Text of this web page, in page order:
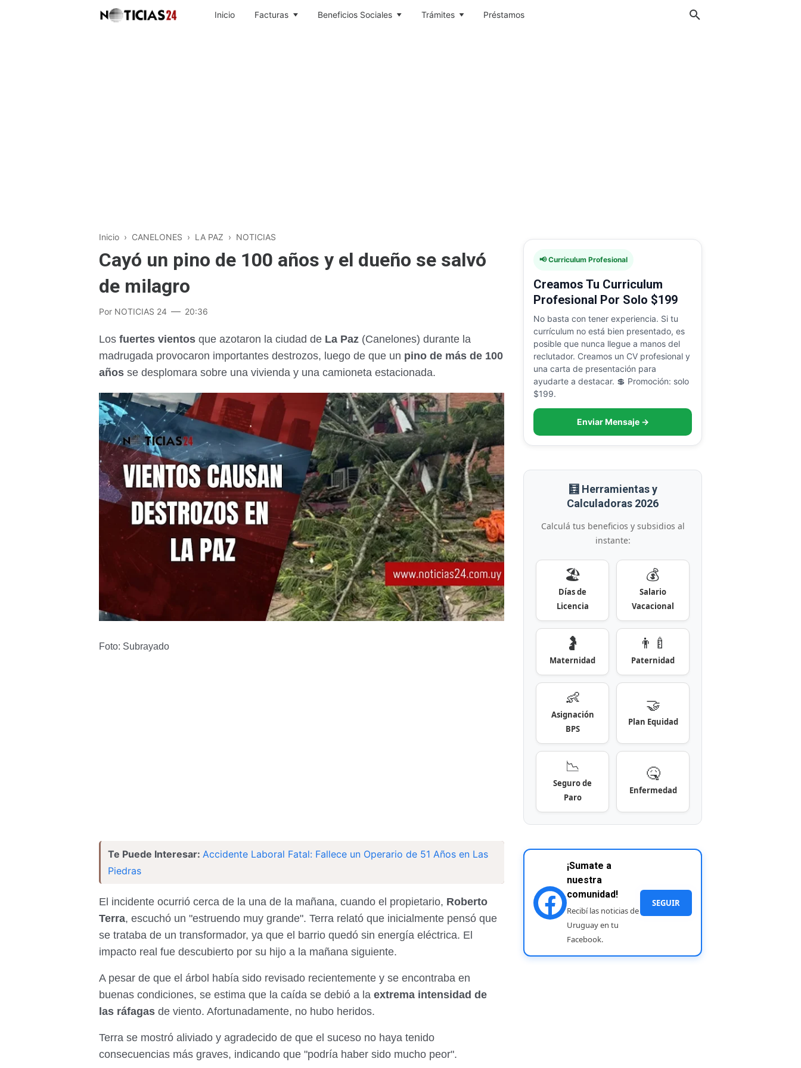
Inicio Facturas Beneficios Sociales Trámites Préstamos
Inicio › CANELONES › LA PAZ › NOTICIAS
Cayó un pino de 100 años y el dueño se salvó
de milagro
Por NOTICIAS 24 20:36
Los fuertes vientos que azotaron la ciudad de La Paz (Canelones) durante la
madrugada provocaron importantes destrozos, luego de que un pino de más de 100
años se desplomara sobre una vivienda y una camioneta estacionada.
Foto: Subrayado
Te Puede Interesar: Accidente Laboral Fatal: Fallece un Operario de 51 Años en Las
Piedras
El incidente ocurrió cerca de la una de la mañana, cuando el propietario, Roberto
Terra, escuchó un "estruendo muy grande". Terra relató que inicialmente pensó que
se trataba de un transformador, ya que el barrio quedó sin energía eléctrica. El
impacto real fue descubierto por su hijo a la mañana siguiente.
A pesar de que el árbol había sido revisado recientemente y se encontraba en
buenas condiciones, se estima que la caída se debió a la extrema intensidad de
las ráfagas de viento. Afortunadamente, no hubo heridos.
Terra se mostró aliviado y agradecido de que el suceso no haya tenido
consecuencias más graves, indicando que "podría haber sido mucho peor".
📢 Curriculum Profesional
Creamos Tu Curriculum
Profesional Por Solo $199
No basta con tener experiencia. Si tu
currículum no está bien presentado, es
posible que nunca llegue a manos del
reclutador. Creamos un CV profesional y
una carta de presentación para
ayudarte a destacar. 💲 Promoción: solo
$199.
Enviar Mensaje →
🧮 Herramientas y
Calculadoras 2026
Calculá tus beneficios y subsidios al
instante:
🏖️
Días de
Licencia
💰
Salario
Vacacional
🤰
Maternidad
👨‍🍼
Paternidad
👶
Asignación
BPS
🤝
Plan Equidad
📉
Seguro de
Paro
🤒
Enfermedad
¡Sumate a
nuestra
comunidad!
Recibí las noticias de
Uruguay en tu
Facebook.
SEGUIR